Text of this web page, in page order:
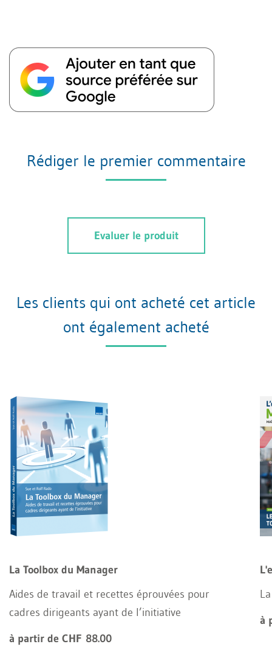
Rédiger le premier commentaire
Evaluer le produit
Les clients qui ont acheté cet article
ont également acheté
La Toolbox du Manager
Aides de travail et recettes éprouvées pour
cadres dirigeants ayant de l’initiative
à partir de CHF 88.00
à